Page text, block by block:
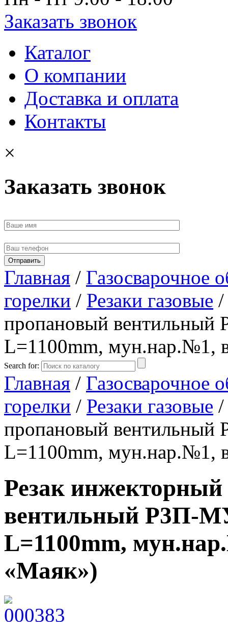
Заказать звонок
Каталог
О компании
Доставка и оплата
Контакты
×
Заказать звонок
Главная / Газосварочное
горелки / Резаки газовые /
пропановый
L=1100mm, мун.нар.№1,
Search for:
Главная / Газосварочное
горелки / Резаки газовые /
пропановый
L=1100mm, мун.нар.№1,
Резак
вентильный Р3П-
L=1100mm,
«Маяк»)